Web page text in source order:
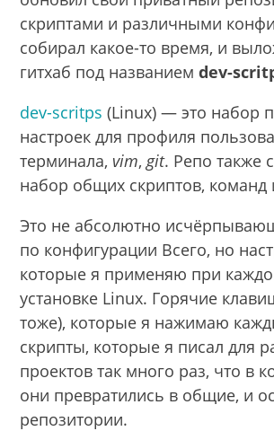
скриптами и различными
собирал какое-то время, и
гитхаб под названиемdev-
dev-scritps(Linux) — это набор
настроек для профиля
терминала, vim, git. Репо также
набор общих скриптов, команд
Это не абсолютно
по конфигурации Всего, но
которые я применяю при
установке Linux. Горячие
тоже), которые я нажимаю
скрипты, которые я писал для
проектов так много раз, что в
они превратились в общие, и
репозитории.